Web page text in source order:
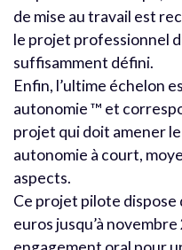
de mise au travail est
le projet professionnel
suffisamment défini.
Enfin, l’ultime échelon
autonomie ™ et
projet qui doit amener
autonomie à court,
aspects.
Ce projet pilote
euros jusqu’à